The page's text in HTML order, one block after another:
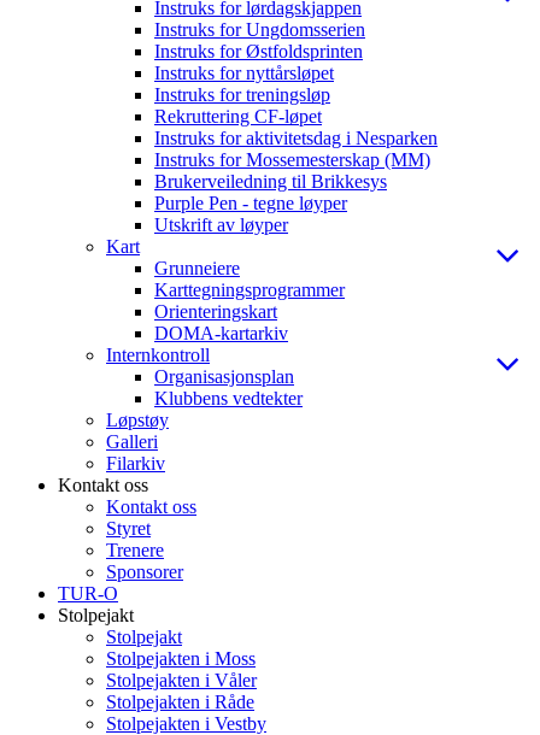
Instruks for lørdagskjappen
Instruks for Ungdomsserien
Instruks for Østfoldsprinten
Instruks for nyttårsløpet
Instruks for treningsløp
Rekruttering CF-løpet
Instruks for aktivitetsdag i Nesparken
Instruks for Mossemesterskap (MM)
Brukerveiledning til Brikkesys
Purple Pen - tegne løyper
Utskrift av løyper
Kart
Grunneiere
Karttegningsprogrammer
Orienteringskart
DOMA-kartarkiv
Internkontroll
Organisasjonsplan
Klubbens vedtekter
Løpstøy
Galleri
Filarkiv
Kontakt oss
Kontakt oss
Styret
Trenere
Sponsorer
TUR-O
Stolpejakt
Stolpejakt
Stolpejakten i Moss
Stolpejakten i Våler
Stolpejakten i Råde
Stolpejakten i Vestby